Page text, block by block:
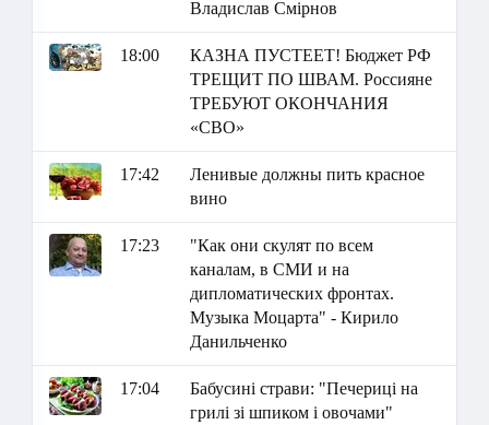
Владислав Смірнов
18:00
КАЗНА ПУСТЕЕТ! Бюджет РФ
ТРЕЩИТ ПО ШВАМ. Россияне
ТРЕБУЮТ ОКОНЧАНИЯ
«СВО»
17:42
Ленивые должны пить красное
вино
17:23
"Как они скулят по всем
каналам, в СМИ и на
дипломатических фронтах.
Музыка Моцарта" - Кирило
Данильченко
17:04
Бабусині страви: "Печериці на
грилі зі шпиком і овочами"